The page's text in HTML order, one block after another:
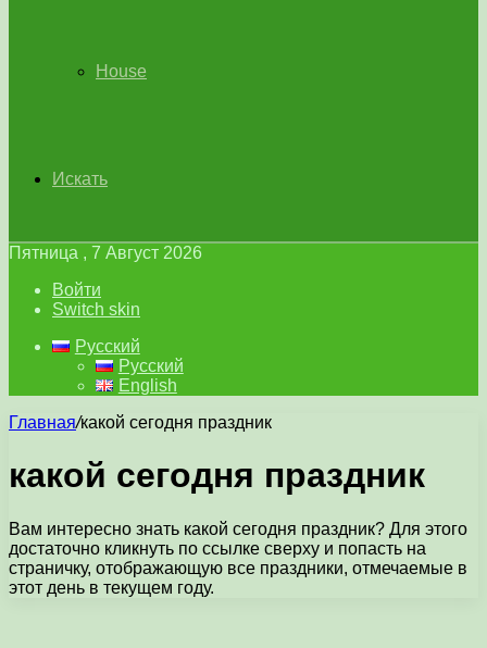
House
Искать
Пятница , 7 Август 2026
Войти
Switch skin
Русский
Русский
English
Главная/какой сегодня праздник
какой сегодня праздник
Вам интересно знать какой сегодня праздник? Для этого
достаточно кликнуть по ссылке сверху и попасть на
страничку, отображающую все праздники, отмечаемые в
этот день в текущем году.